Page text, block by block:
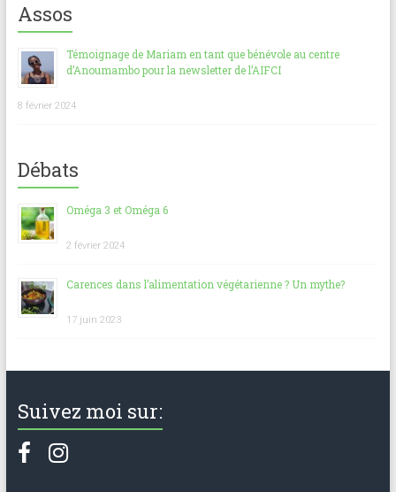
Assos
Témoignage de Mariam en tant que bénévole au centre
d’Anoumambo pour la newsletter de l’AIFCI
8 février 2024
Débats
Oméga 3 et Oméga 6
2 février 2024
Carences dans l’alimentation végétarienne ? Un mythe?
17 juin 2023
Suivez moi sur: